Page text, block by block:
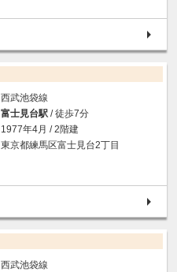
西武池袋線
富士見台駅 / 徒歩7分
1977年4月 / 2階建
東京都練馬区富士見台2丁目
西武池袋線